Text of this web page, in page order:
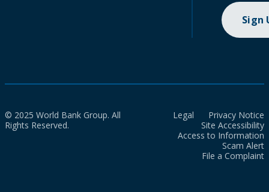
Sign
© 2025 World Bank Group. All
Rights Reserved.
Legal
Privacy Notice
Site Accessibility
Access to Information
Scam Alert
File a Complaint